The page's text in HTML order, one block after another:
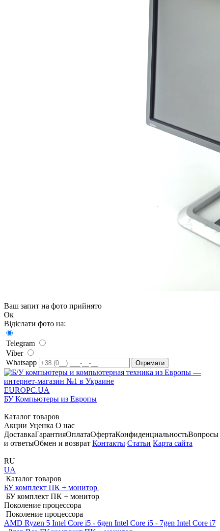
Ваш запит на фото прийнято
Ок
Відіслати фото на:
Telegram
Viber
Whatsapp
EUROPC.UA
БУ Компьютеры из Европы
Каталог товаров
Акции Уценка О нас
ДоставкаГарантияОплатаОфертаКонфиденциальностьВопросы
и ответыОбмен и возврат Контакты Статьи Карта сайта
RU
UA
Каталог товаров
БУ комплект ПК + монитор
БУ комплект ПК + монитор
Поколение процессора
Поколение процессора
AMD Ryzen 5 Intel Core i5 - 6gen Intel Core i5 - 7gen Intel Core i7